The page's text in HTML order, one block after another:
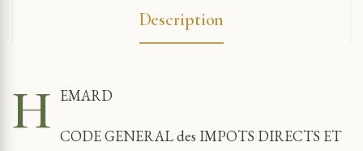
Description
H EMARD
CODE GENERAL des IMPOTS DIRECTS ET